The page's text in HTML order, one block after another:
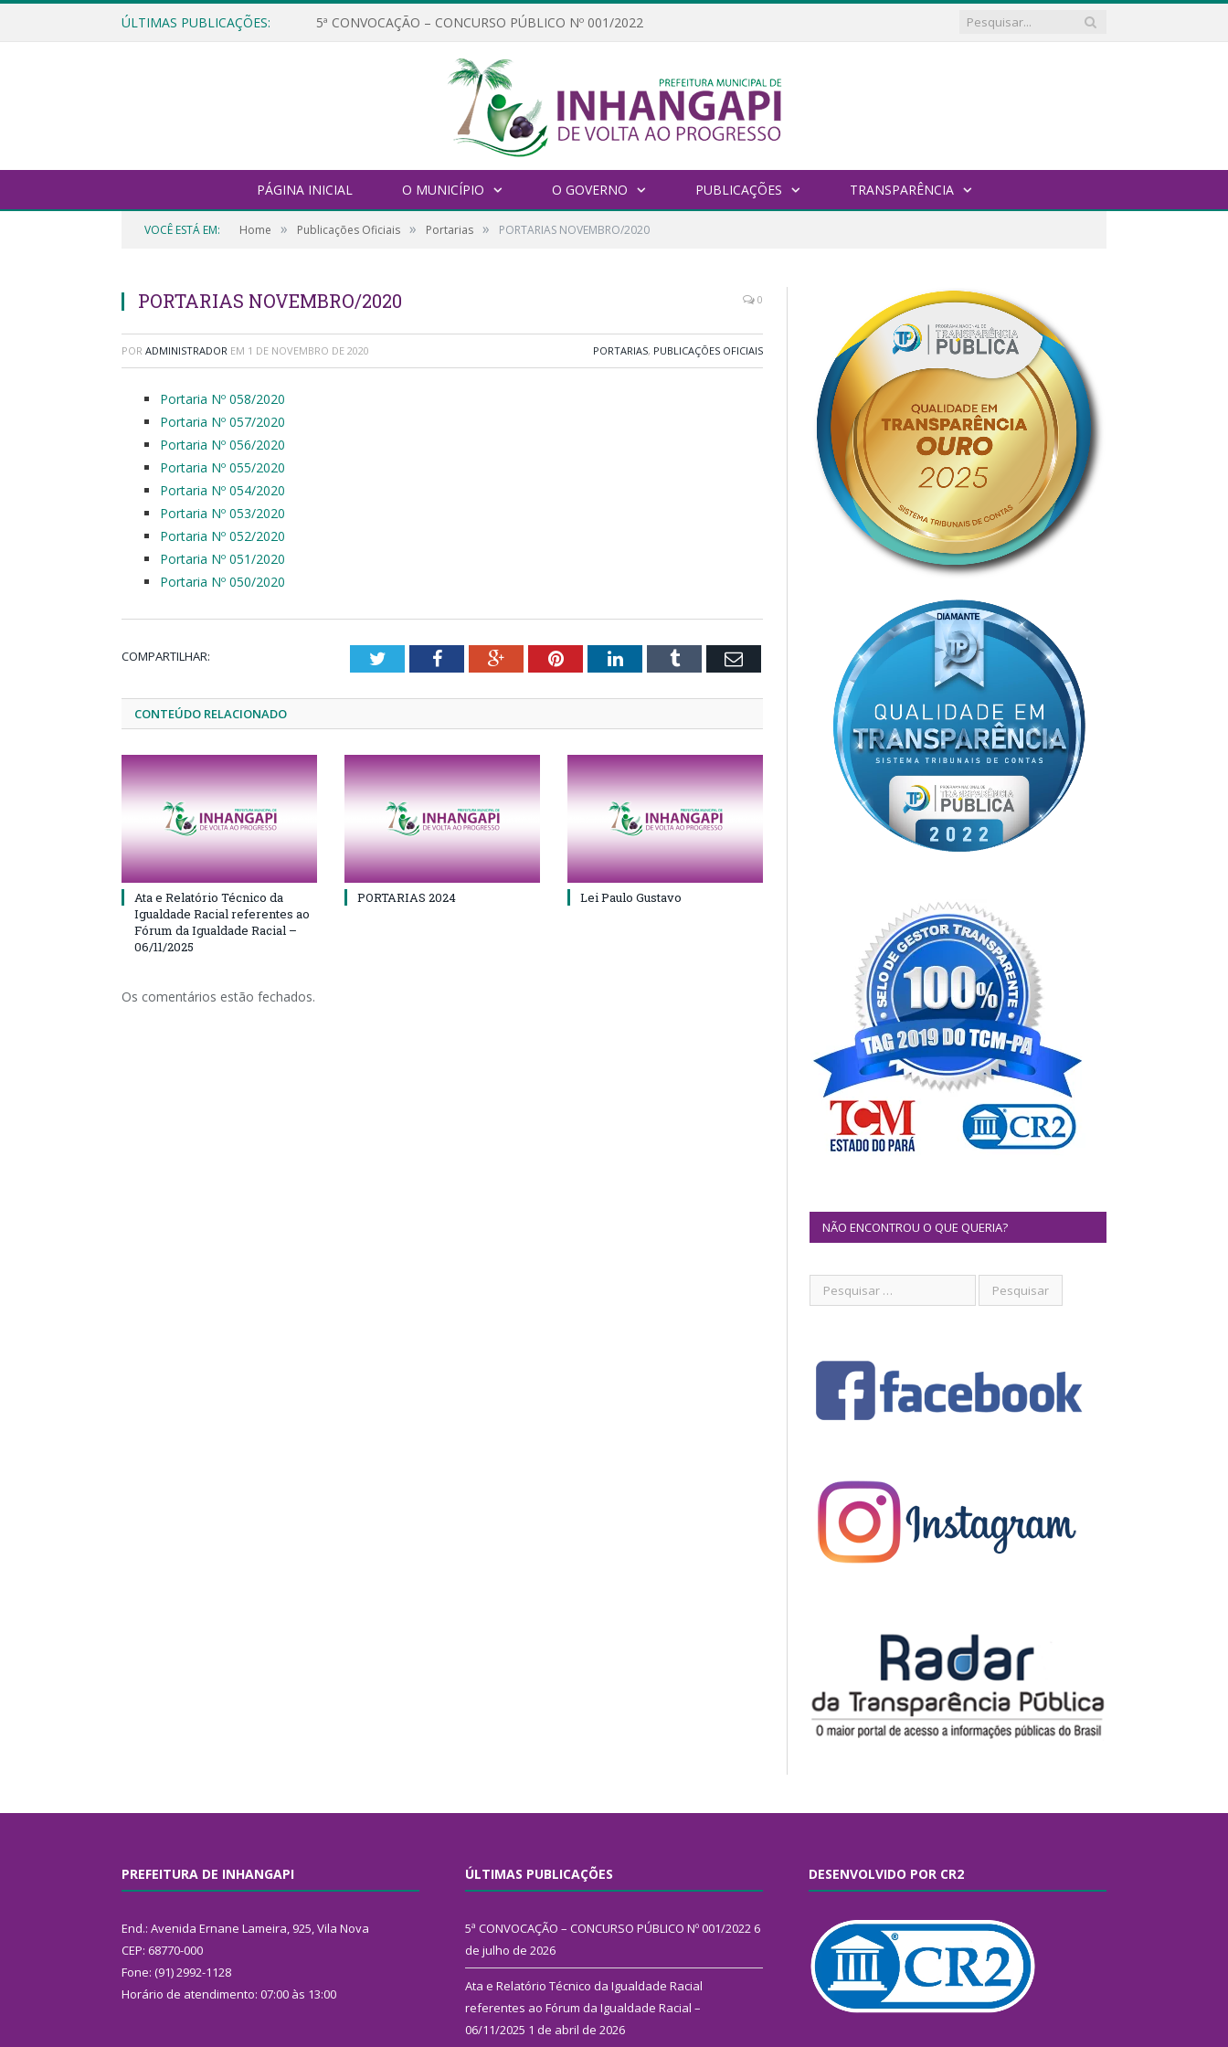
ÚLTIMAS PUBLICAÇÕES: 5ª CONVOCAÇÃO – CONCURSO PÚBLICO Nº 001/2022
PÁGINA INICIAL O MUNICÍPIO O GOVERNO PUBLICAÇÕES TRANSPARÊNCIA
VOCÊ ESTÁ EM: Home » Publicações Oficiais » Portarias » PORTARIAS NOVEMBRO/2020
PORTARIAS NOVEMBRO/2020 0
POR ADMINISTRADOR EM 1 DE NOVEMBRO DE 2020 PORTARIAS, PUBLICAÇÕES OFICIAIS
Portaria Nº 058/2020
Portaria Nº 057/2020
Portaria Nº 056/2020
Portaria Nº 055/2020
Portaria Nº 054/2020
Portaria Nº 053/2020
Portaria Nº 052/2020
Portaria Nº 051/2020
Portaria Nº 050/2020
COMPARTILHAR: TwitterFacebookGoogle+PinterestLinkedInTumblr Email
CONTEÚDO RELACIONADO
Ata e Relatório Técnico da
Igualdade Racial referentes ao
Fórum da Igualdade Racial –
06/11/2025
PORTARIAS 2024 Lei Paulo Gustavo
Os comentários estão fechados.
NÃO ENCONTROU O QUE QUERIA?
PREFEITURA DE INHANGAPI
End.: Avenida Ernane Lameira, 925, Vila Nova
CEP: 68770-000
Fone: (91) 2992-1128
Horário de atendimento: 07:00 às 13:00
ÚLTIMAS PUBLICAÇÕES
5ª CONVOCAÇÃO – CONCURSO PÚBLICO Nº 001/2022 6
de julho de 2026
Ata e Relatório Técnico da Igualdade Racial
referentes ao Fórum da Igualdade Racial –
06/11/2025 1 de abril de 2026
DESENVOLVIDO POR CR2